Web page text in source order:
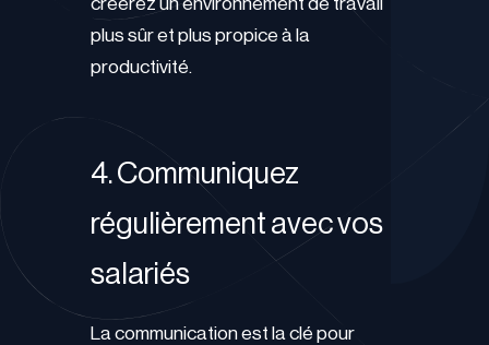
créerez un environnement de travail
plus sûr et plus propice à la
productivité.
4. Communiquez
régulièrement avec vos
salariés
La communication est la clé pour